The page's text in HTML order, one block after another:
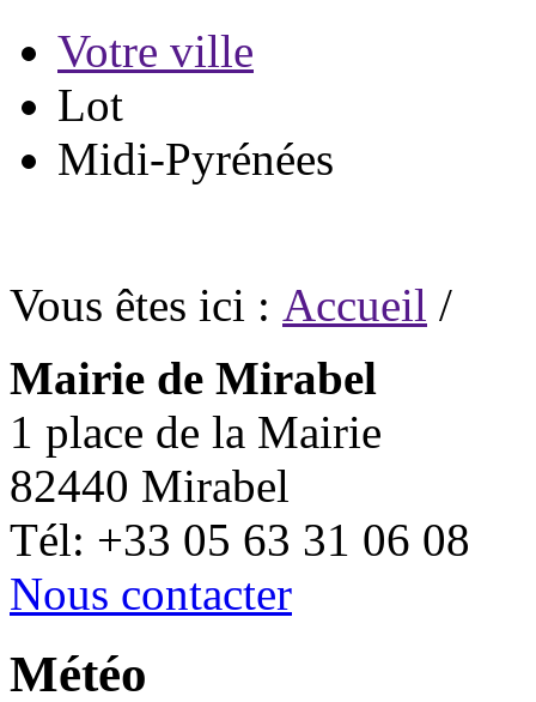
Votre ville
Lot
Midi-Pyrénées
Vous êtes ici : Accueil /
Mairie de Mirabel
1 place de la Mairie
82440 Mirabel
Tél: +33 05 63 31 06 08
Nous contacter
Météo